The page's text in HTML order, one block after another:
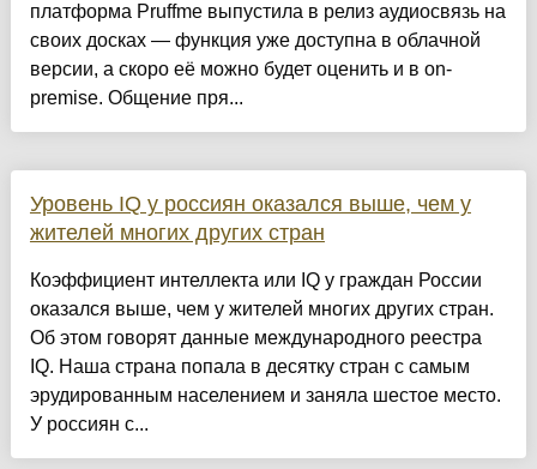
платформа Pruffme выпустила в релиз аудиосвязь на
своих досках — функция уже доступна в облачной
версии, а скоро её можно будет оценить и в on-
premise. Общение пря...
Уровень IQ у россиян оказался выше, чем у
жителей многих других стран
Коэффициент интеллекта или IQ у граждан России
оказался выше, чем у жителей многих других стран.
Об этом говорят данные международного реестра
IQ. Наша страна попала в десятку стран с самым
эрудированным населением и заняла шестое место.
У россиян с...